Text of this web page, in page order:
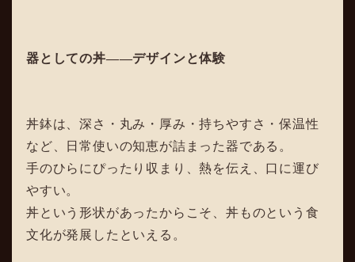
器としての丼――デザインと体験
丼鉢は、深さ・丸み・厚み・持ちやすさ・保温性
など、日常使いの知恵が詰まった器である。
手のひらにぴったり収まり、熱を伝え、口に運び
やすい。
丼という形状があったからこそ、丼ものという食
文化が発展したといえる。